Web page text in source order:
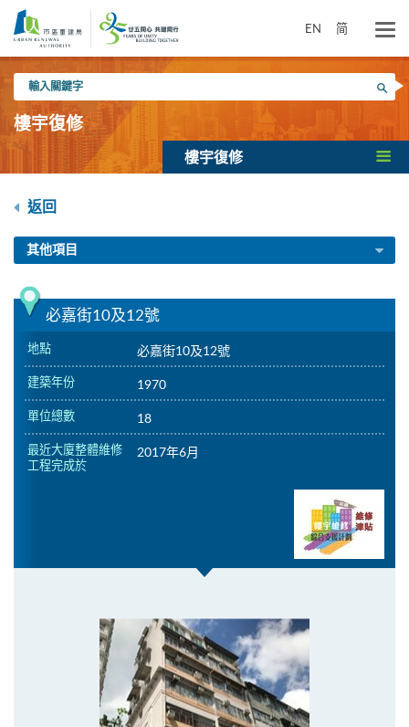
內
EN 简
入
關
鍵
搜尋
樓宇復修
樓宇復修
返回
其他項目
必嘉街10及12號
地點 必嘉街10及12號
建築年份 1970
單位總數 18
最近大廈整體維修
工程完成於
2017年6月